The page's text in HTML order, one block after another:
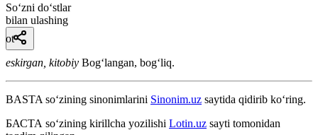
So‘zni do‘stlar
bilan ulashing
ot
eskirgan, kitobiy Bogʻlangan, bogʻliq.
BASTA so‘zining sinonimlarini Sinonim.uz saytida qidirib ko‘ring.
БАСТА so‘zining kirillcha yozilishi Lotin.uz sayti tomonidan